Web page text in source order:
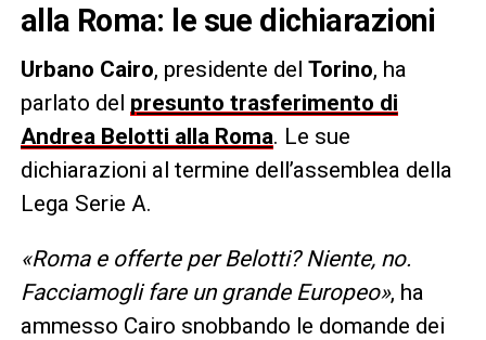
alla Roma: le sue dichiarazioni
Urbano Cairo, presidente del Torino, ha
parlato del presunto trasferimento di
Andrea Belotti alla Roma. Le sue
dichiarazioni al termine dell’assemblea della
Lega Serie A.
«Roma e offerte per Belotti? Niente, no.
Facciamogli fare un grande Europeo», ha
ammesso Cairo snobbando le domande dei